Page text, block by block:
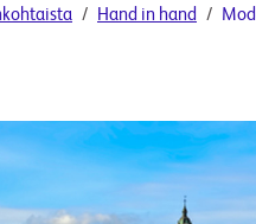
Hand in hand